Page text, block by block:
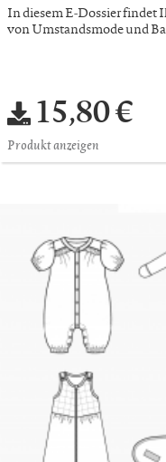
In diesem E-Dossier
von Umstandsmode und
15,80 €
Produkt anzeigen